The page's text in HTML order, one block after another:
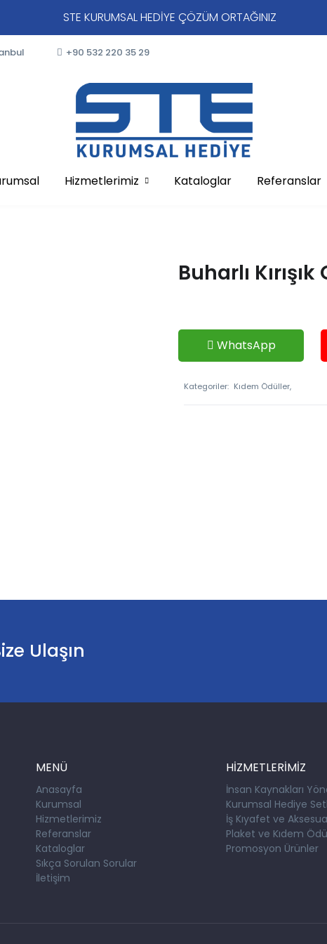
STE KURUMSAL HEDİYE ÇÖZÜM ORTAĞINIZ
+90 532 220 35 29
Hizmetlerimiz Kataloglar Referanslar
Buharlı
WhatsApp
Kategoriler: Kıdem Ödüller,
Ulaşın
MENÜ
Anasayfa
Kurumsal
Hizmetlerimiz
Referanslar
Kataloglar
Sıkça Sorulan Sorular
İletişim
HİZMETLERİMİZ
İnsan Kaynakları
Kurumsal Hediye
İş Kıyafet ve
Plaket ve Kıdem
Promosyon Ürünler